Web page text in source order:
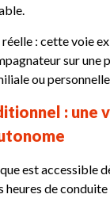
: cette voie
sur une
ou personnelle
: une
est accessible
heures de